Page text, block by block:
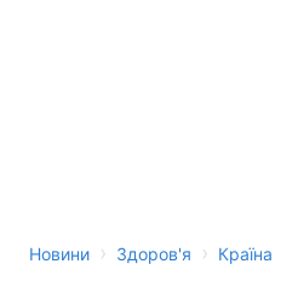
Новини › Здоров'я › Країна